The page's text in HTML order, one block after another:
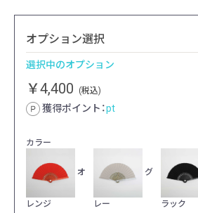
オプション選択
選択中のオプション
￥4,400 (税込)
獲得ポイント：pt
カラー
オ
レンジ
グ
レー ラック